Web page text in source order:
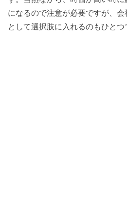
になるので注意が必要ですが、
として選択肢に入れるのもひとつ